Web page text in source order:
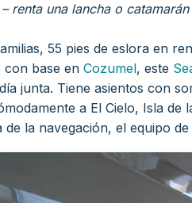
renta una lancha o catamarán
55 pies de eslora en
con base en Cozumel, este
junta. Tiene asientos con
a El Cielo, Isla
la navegación, el equipo